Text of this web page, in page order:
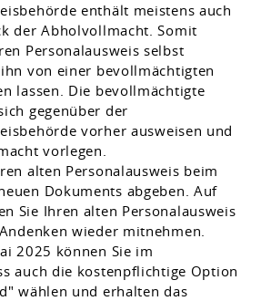
enthält meistens auch
der Abholvollmacht. Somit
Personalausweis selbst
von einer bevollmächtigten
lassen. Die bevollmächtigte
gegenüber der
vorher ausweisen und
vorlegen.
alten Personalausweis beim
Dokuments abgeben. Auf
Sie Ihren alten Personalausweis
wieder mitnehmen.
2025 können Sie im
auch die kostenpflichtige Option
wählen und erhalten das